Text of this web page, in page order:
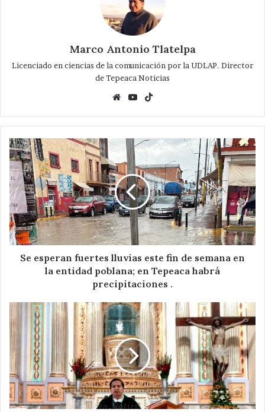
Marco Antonio Tlatelpa
Licenciado en ciencias de la comunicación por la UDLAP. Director
de Tepeaca Noticias
WebsiteYouTube
Se
esperan
fuertes
lluvias
este
fin
de
semana
en
Tepeaca
habrá
precipitaciones
Se esperan fuertes lluvias este fin de semana en
la entidad poblana; en Tepeaca habrá
precipitaciones .
Siempre
debemos
orar
sin
desfallecer
:
parroquia
del
Niño